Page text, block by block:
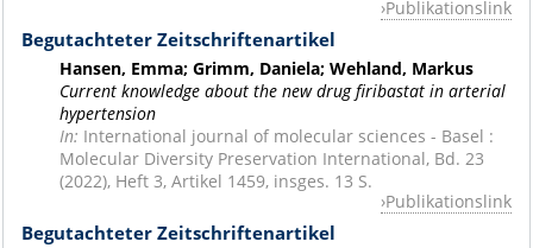
Publikationslink
Begutachteter Zeitschriftenartikel
Hansen, Emma; Grimm, Daniela; Wehland, Markus
Current knowledge about the new drug firibastat in arterial
hypertension
In: International journal of molecular sciences - Basel :
Molecular Diversity Preservation International, Bd. 23
(2022), Heft 3, Artikel 1459, insges. 13 S.
Publikationslink
Begutachteter Zeitschriftenartikel